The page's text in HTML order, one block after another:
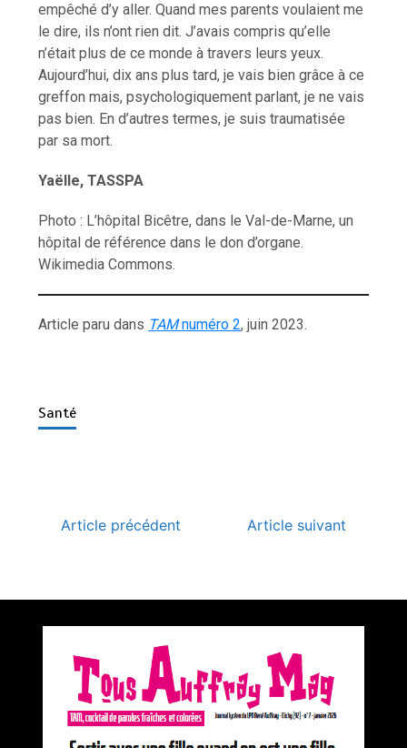
empêché d’y aller. Quand mes parents voulaient me
le dire, ils n’ont rien dit. J’avais compris qu’elle
n’était plus de ce monde à travers leurs yeux.
Aujourd’hui, dix ans plus tard, je vais bien grâce à ce
greffon mais, psychologiquement parlant, je ne vais
pas bien. En d’autres termes, je suis traumatisée
par sa mort.
Yaëlle, TASSPA
Photo : L’hôpital Bicêtre, dans le Val-de-Marne, un
hôpital de référence dans le don d’organe.
Wikimedia Commons.
Article paru dans TAMnuméro 2, juin 2023.
Santé
Article précédent Article suivant
Premier prix du concours Médiatiks 2025 de